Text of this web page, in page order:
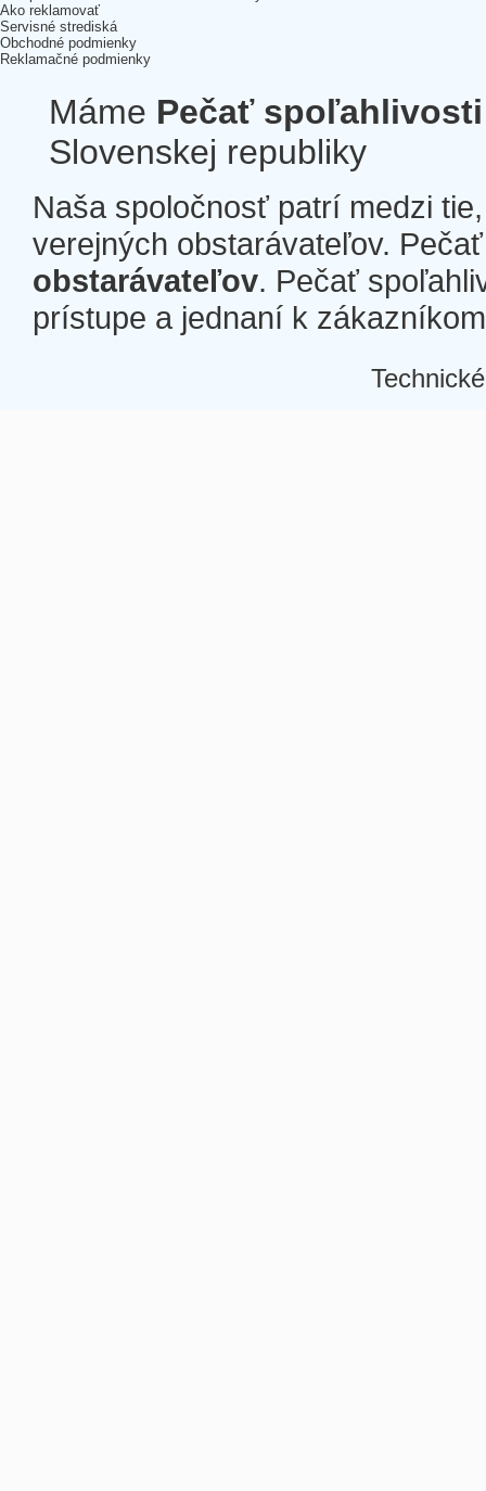
Ako reklamovať
Servisné strediská
Obchodné podmienky
Reklamačné podmienky
Máme Pečať spoľahlivosti
Slovenskej republiky
Naša spoločnosť patrí medzi
verejných obstarávateľov.
obstarávateľov. Pečať
prístupe a jednaní k